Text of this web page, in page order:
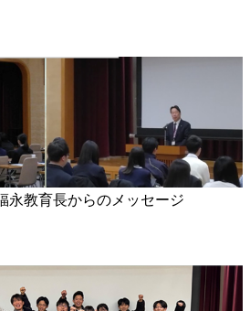
永教育長からのメッセージ